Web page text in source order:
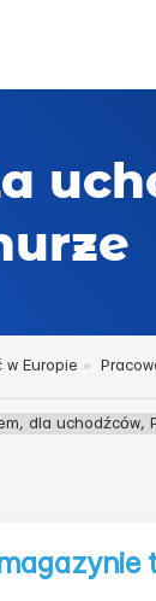
w Europie
dla uchodźców,